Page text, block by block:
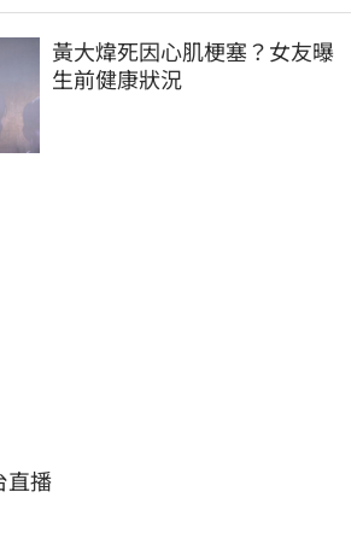
黃大煒死因心肌梗塞？女友曝
生前健康狀況
直播